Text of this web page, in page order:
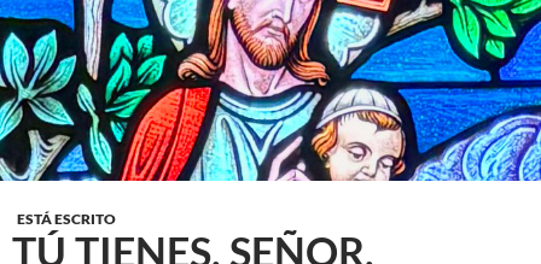
ESTÁ ESCRITO
TÚ TIENES, SEÑOR,